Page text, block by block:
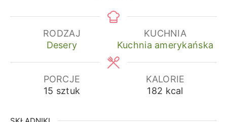
RODZAJ
Desery
KUCHNIA
Kuchnia amerykańska
PORCJE
15 sztuk
KALORIE
182 kcal